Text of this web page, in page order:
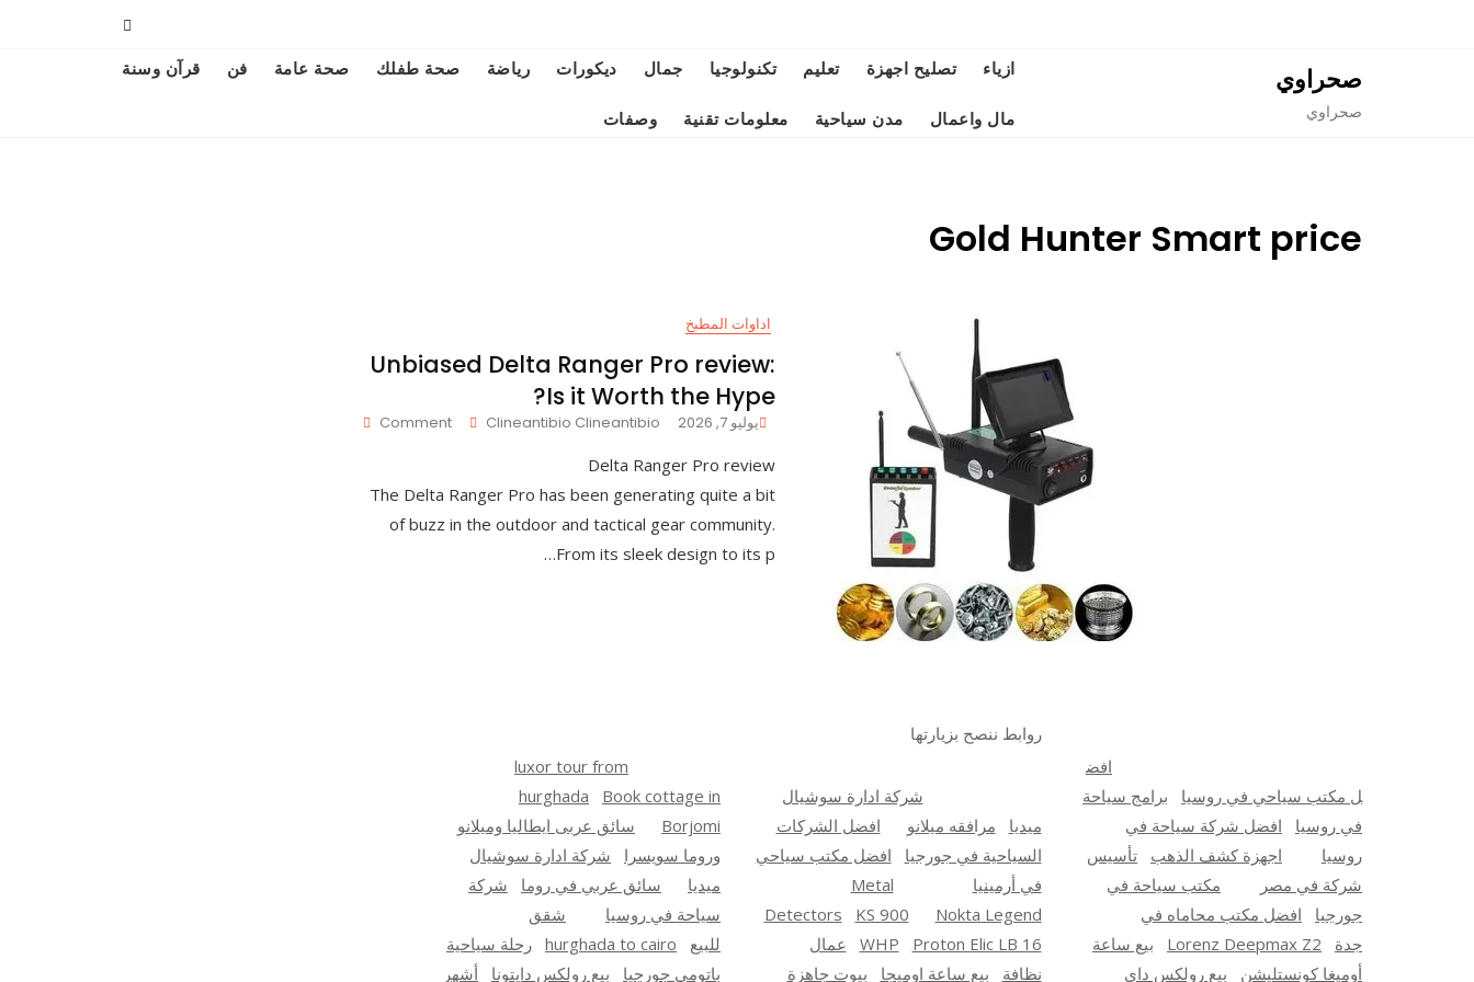
صحراوي
صحراوي
ازياء تصليح اجهزة تعليم تكنولوجيا جمال ديكورات رياضة صحة طفلك صحة عامة فن قرآن وسنة
مال واعمال مدن سياحية معلومات تقنية وصفات
Gold Hunter Smart price
اداوات المطبخ
Unbiased Delta Ranger Pro review:
Is it Worth the Hype?
يوليو 7, 2026 Clineantibio Clineantibio
Comment
Delta Ranger Pro review
The Delta Ranger Pro has been generating quite a bit
of buzz in the outdoor and tactical gear community.
From its sleek design to its p…
افض
ل مكتب سياحي في روسيا
برامج سياحة
في روسيا
افضل شركة سياحة في
روسيا
اجهزة كشف الذهب
تأسيس
شركة في مصر
مكتب سياحة في
جورجيا
افضل مكتب محاماه في
جدة
Lorenz Deepmax Z2
بيع ساعة
أوميغا كونستليشن
بيع رولكس داي
روابط ننصح بزيارتها
شركة ادارة سوشيال
ميديا
مرافقه ميلانو
افضل الشركات
السياحية في جورجيا
افضل مكتب سياحي
في أرمينيا
Metal
Detectors
KS 900
Nokta Legend
WHP
Proton Elic LB 16
عمال
نظافة
بيع ساعة اوميجا بيوت جاهزة
luxor tour from
hurghada
Book cottage in
Borjomi
سائق عربى ايطاليا وميلانو
وروما سويسرا
شركة ادارة سوشيال
ميديا
سائق عربي في روما
شركة
سياحة في روسيا
شقق
للبيع
hurghada to cairo رحلة سياحية
باتومي جورجيا
بيع رولكس دايتونا أشهر